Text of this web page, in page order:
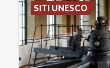
SITI UNESCO